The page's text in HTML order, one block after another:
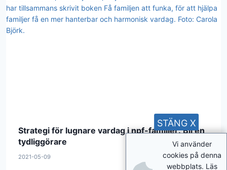
Strategi för lugnare vardag i npf-familjer: Bli en
tydliggörare
2021-05-09
Vi använder
cookies på denna
webbplats. Läs
STÄNG X